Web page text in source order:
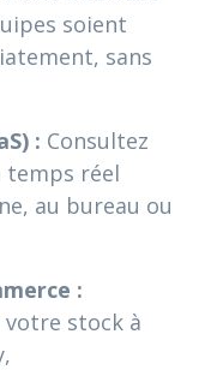
soient
sans
: Consultez
temps réel
au bureau ou
:
stock à